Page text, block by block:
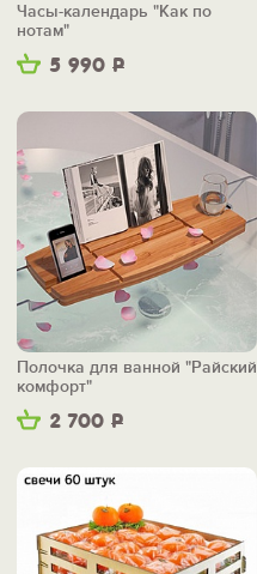
5 990 Р
Часы-календарь "Как по
нотам"
2 700 Р
Полочка для ванной "Райский
комфорт"